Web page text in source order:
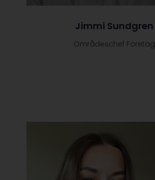
Jimmi Sundgren
Områdeschef Företag